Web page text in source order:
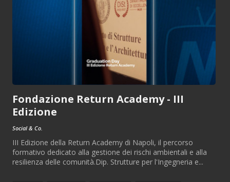
Fondazione Return Academy - III
Edizione
Social & Co.
III Edizione della Return Academy di Napoli, il percorso
formativo dedicato alla gestione dei rischi ambientali e alla
resilienza delle comunità.Dip. Strutture per l'Ingegneria e...